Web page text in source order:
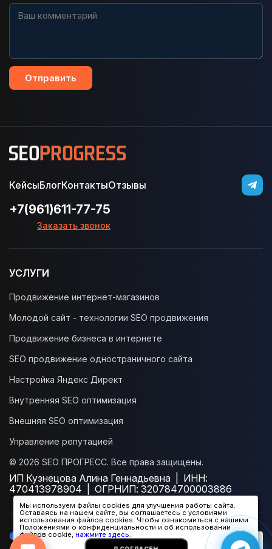
Отправить
КейсыБлогКонтактыОтзывы
+7(961)611-77-75
Заказать звонок
УСЛУГИ
Продвижение интернет-магазинов
Молодой сайт - технологии SEO продвижения
Продвижение бизнеса в интернете
SEO продвижение одностраничного сайта
Настройка Яндекс Директ
Внутренняя SEO оптимизация
Внешняя SEO оптимизация
Управление репутацией
© 2026 SEO ПРОГРЕСС. Все права защищены.
ИП Кузнецова Алина Геннадьевна | ИНН:
470413978904 | ОГРНИП: 320784700003886
Мы используем файлы cookies для улучшения работы сайта.
Оставаясь на нашем сайте, вы соглашаетесь с условиями
использования файлов cookies. Чтобы ознакомиться с нашими
Положениями о конфиденциальности и об использовании
файлов cookie, нажмите здесь.
Онлайн-консультант